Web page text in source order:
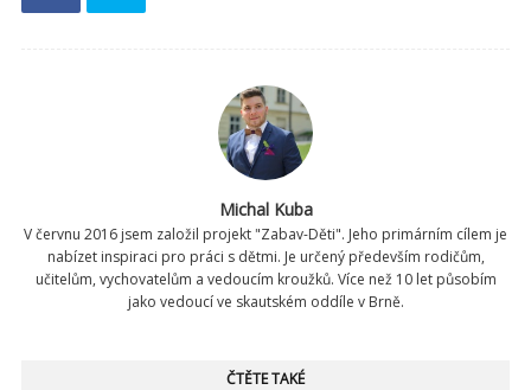
Michal Kuba
V červnu 2016 jsem založil projekt "Zabav-Děti". Jeho primárním cílem je
nabízet inspiraci pro práci s dětmi. Je určený především rodičům,
učitelům, vychovatelům a vedoucím kroužků. Více než 10 let působím
jako vedoucí ve skautském oddíle v Brně.
ČTĚTE TAKÉ